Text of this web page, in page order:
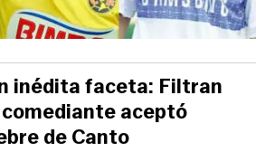
inédita faceta: Filtran
aceptó
de Canto